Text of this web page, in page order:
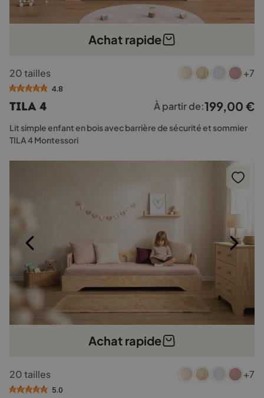
Achat rapide
produit
a
variations.
Les
options
être
produit
20 tailles +7
4.8
TILA 4 À partir de:199,00 €
Lit simple enfant en bois avec barrière de sécurité et sommier
TILA 4 Montessori
Achat rapide
produit
a
20 tailles +7
5.0